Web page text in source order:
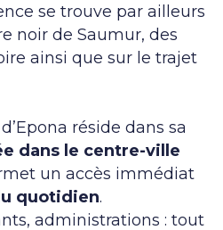
se trouve par ailleurs
noir de Saumur, des
ainsi que sur le trajet
réside dans sa
dans le centre-ville
un accès immédiat
quotidien.
administrations : tout